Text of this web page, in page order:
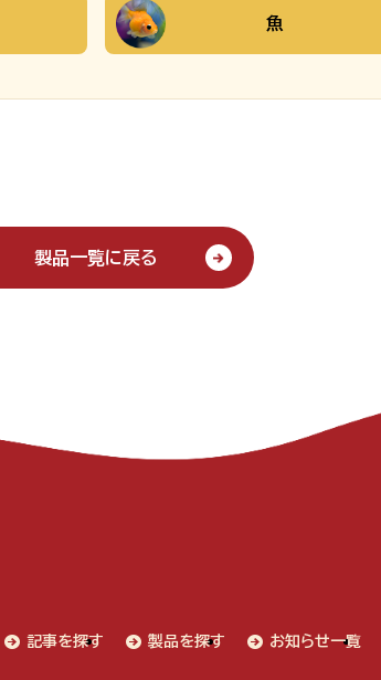
魚
製品一覧に戻る
記事を探す 製品を探す お知らせ一覧